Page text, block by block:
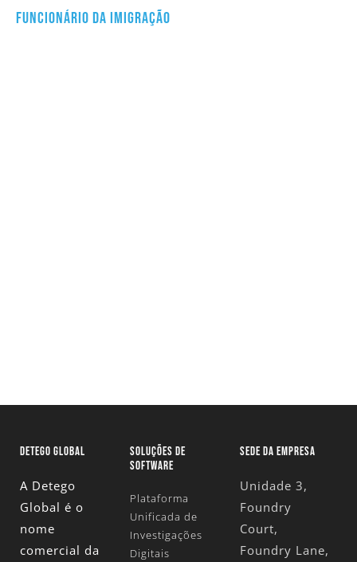
Funcionário da Imigração
DETEGO GLOBAL
A Detego
Global é o
nome
comercial da
SOLUÇÕES DE
SOFTWARE
Plataforma
Unificada de
Investigações
Digitais
SEDE DA EMPRESA
Unidade 3,
Foundry
Court,
Foundry Lane,